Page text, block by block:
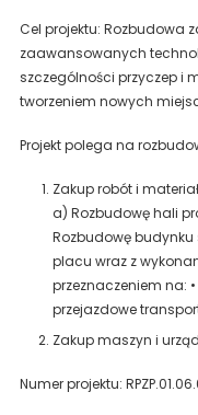
Cel projektu: Rozbudowa
zaawansowanych
szczególności przyczep i
tworzeniem nowych
Projekt polega na
Zakup robót i
a) Rozbudowę hali
Rozbudowę
placu wraz z
przeznaczeniem na:
przejazdowe
Zakup maszyn i
Numer projektu: